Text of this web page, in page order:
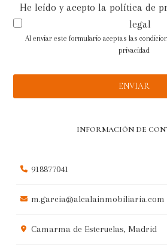
He leído y acepto la política de
legal
Al enviar este formulario aceptas las
privacidad
INFORMACIÓN DE
918877041
m.garcia@alcalainmobiliaria.com
Camarma de Esteruelas, Madrid